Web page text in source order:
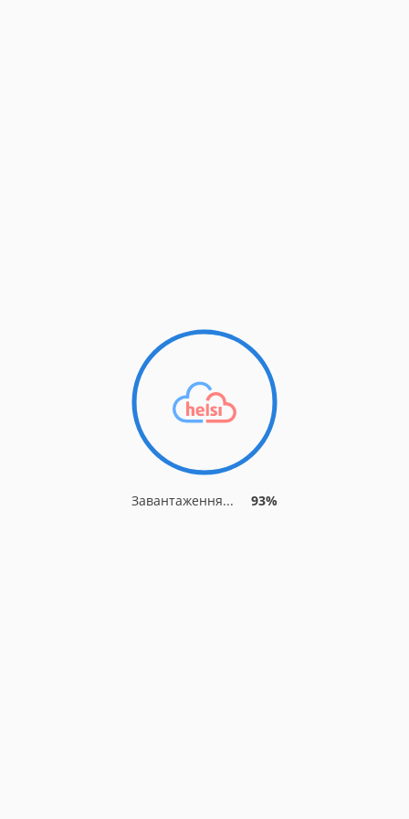
Завантаження... 93%